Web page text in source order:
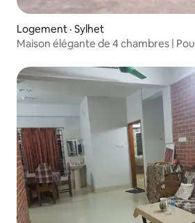
Logement · Sylhet
Maison élégante de 4 chambres |